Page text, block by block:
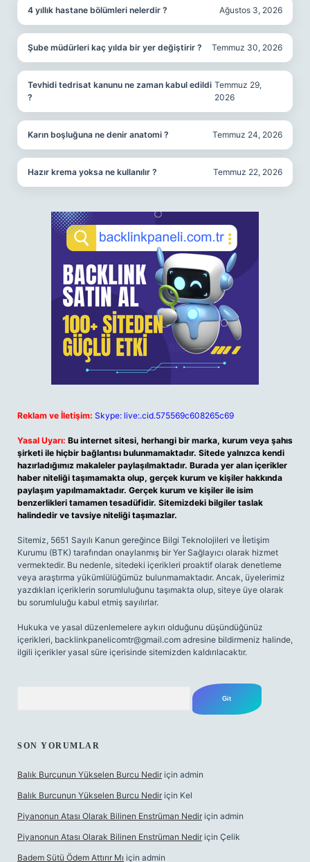
4 yıllık hastane bölümleri nelerdir ? Ağustos 3, 2026
Şube müdürleri kaç yılda bir yer değiştirir ? Temmuz 30, 2026
Tevhidi tedrisat kanunu ne zaman kabul edildi
?
Temmuz 29,
2026
Karın boşluğuna ne denir anatomi ? Temmuz 24, 2026
Hazır krema yoksa ne kullanılır ? Temmuz 22, 2026
Reklam ve İletişim: Skype: live:.cid.575569c608265c69
Yasal Uyarı: Bu internet sitesi, herhangi bir marka, kurum veya şahıs
şirketi ile hiçbir bağlantısı bulunmamaktadır. Sitede yalnızca kendi
hazırladığımız makaleler paylaşılmaktadır. Burada yer alan içerikler
haber niteliği taşımamakta olup, gerçek kurum ve kişiler hakkında
paylaşım yapılmamaktadır. Gerçek kurum ve kişiler ile isim
benzerlikleri tamamen tesadüfidir. Sitemizdeki bilgiler taslak
halindedir ve tavsiye niteliği taşımazlar.
Sitemiz, 5651 Sayılı Kanun gereğince Bilgi Teknolojileri ve İletişim
Kurumu (BTK) tarafından onaylanmış bir Yer Sağlayıcı olarak hizmet
vermektedir. Bu nedenle, sitedeki içerikleri proaktif olarak denetleme
veya araştırma yükümlülüğümüz bulunmamaktadır. Ancak, üyelerimiz
yazdıkları içeriklerin sorumluluğunu taşımakta olup, siteye üye olarak
bu sorumluluğu kabul etmiş sayılırlar.
Hukuka ve yasal düzenlemelere aykırı olduğunu düşündüğünüz
içerikleri, backlinkpanelicomtr@gmail.com adresine bildirmeniz halinde,
ilgili içerikler yasal süre içerisinde sitemizden kaldırılacaktır.
SON YORUMLAR
Balık Burcunun Yükselen Burcu Nedir için admin
Balık Burcunun Yükselen Burcu Nedir için Kel
Piyanonun Atası Olarak Bilinen Enstrüman Nedir için admin
Piyanonun Atası Olarak Bilinen Enstrüman Nedir için Çelik
Badem Sütü Ödem Attırır Mı için admin